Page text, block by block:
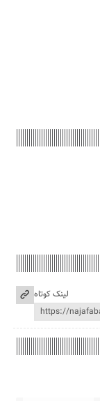
لینک کوتاه